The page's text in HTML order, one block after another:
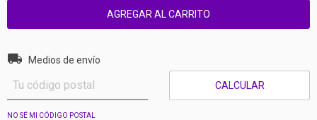
Entregas para el CP:
Medios de envío
CALCULAR
NO SÉ MI CÓDIGO POSTAL